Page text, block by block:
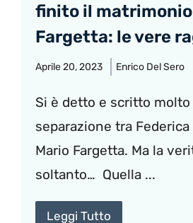
finito il matrimonio
Fargetta: le vere
Aprile 20, 2023 Enrico Del Sero
Si è detto e scritto molto
separazione tra
Mario Fargetta. Ma la
soltanto… Quella ...
Leggi Tutto